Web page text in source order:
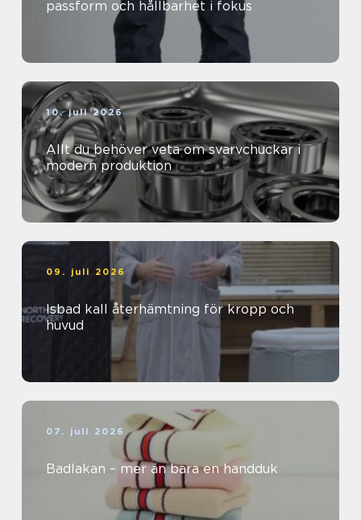
passform och hållbarhet i fokus
10. juli 2026
Allt du behöver veta om svarvchuckar i
modern produktion
09. juli 2026
Isbad kall återhämtning för kropp och
huvud
07. juli 2026
Badlakan – mer än bara en handduk